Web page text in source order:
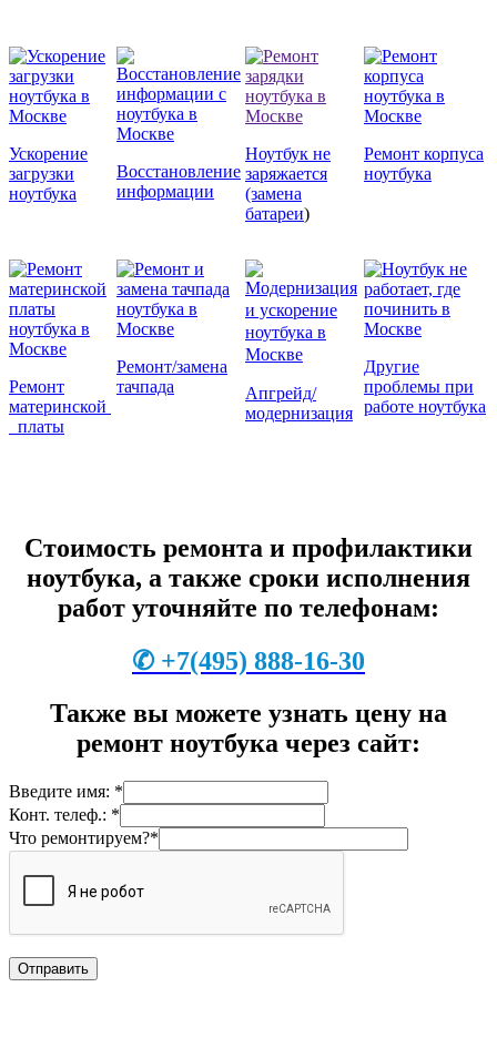
Ускорение
загрузки
ноутбука
Восстановление
информации
Ноутбук не
заряжается
(замена
батареи)
Ремонт корпуса
ноутбука
Ремонт
материнской
платы
Ремонт/замена
тачпада
Апгрейд/
модернизация
Другие
проблемы при
работе ноутбука
Стоимость ремонта и профилактики
ноутбука, а также сроки исполнения
работ уточняйте по телефонам:
✆ +7(495) 888-16-30
Также вы можете узнать цену на
ремонт ноутбука через сайт:
Введите имя: *
Конт. телеф.: *
Что ремонтируем?*